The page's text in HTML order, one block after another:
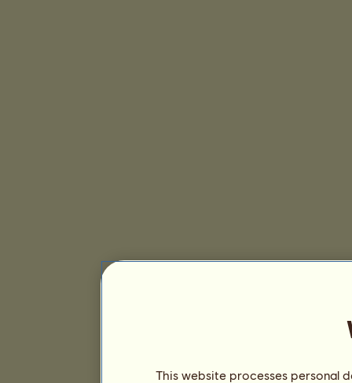
This website processes personal